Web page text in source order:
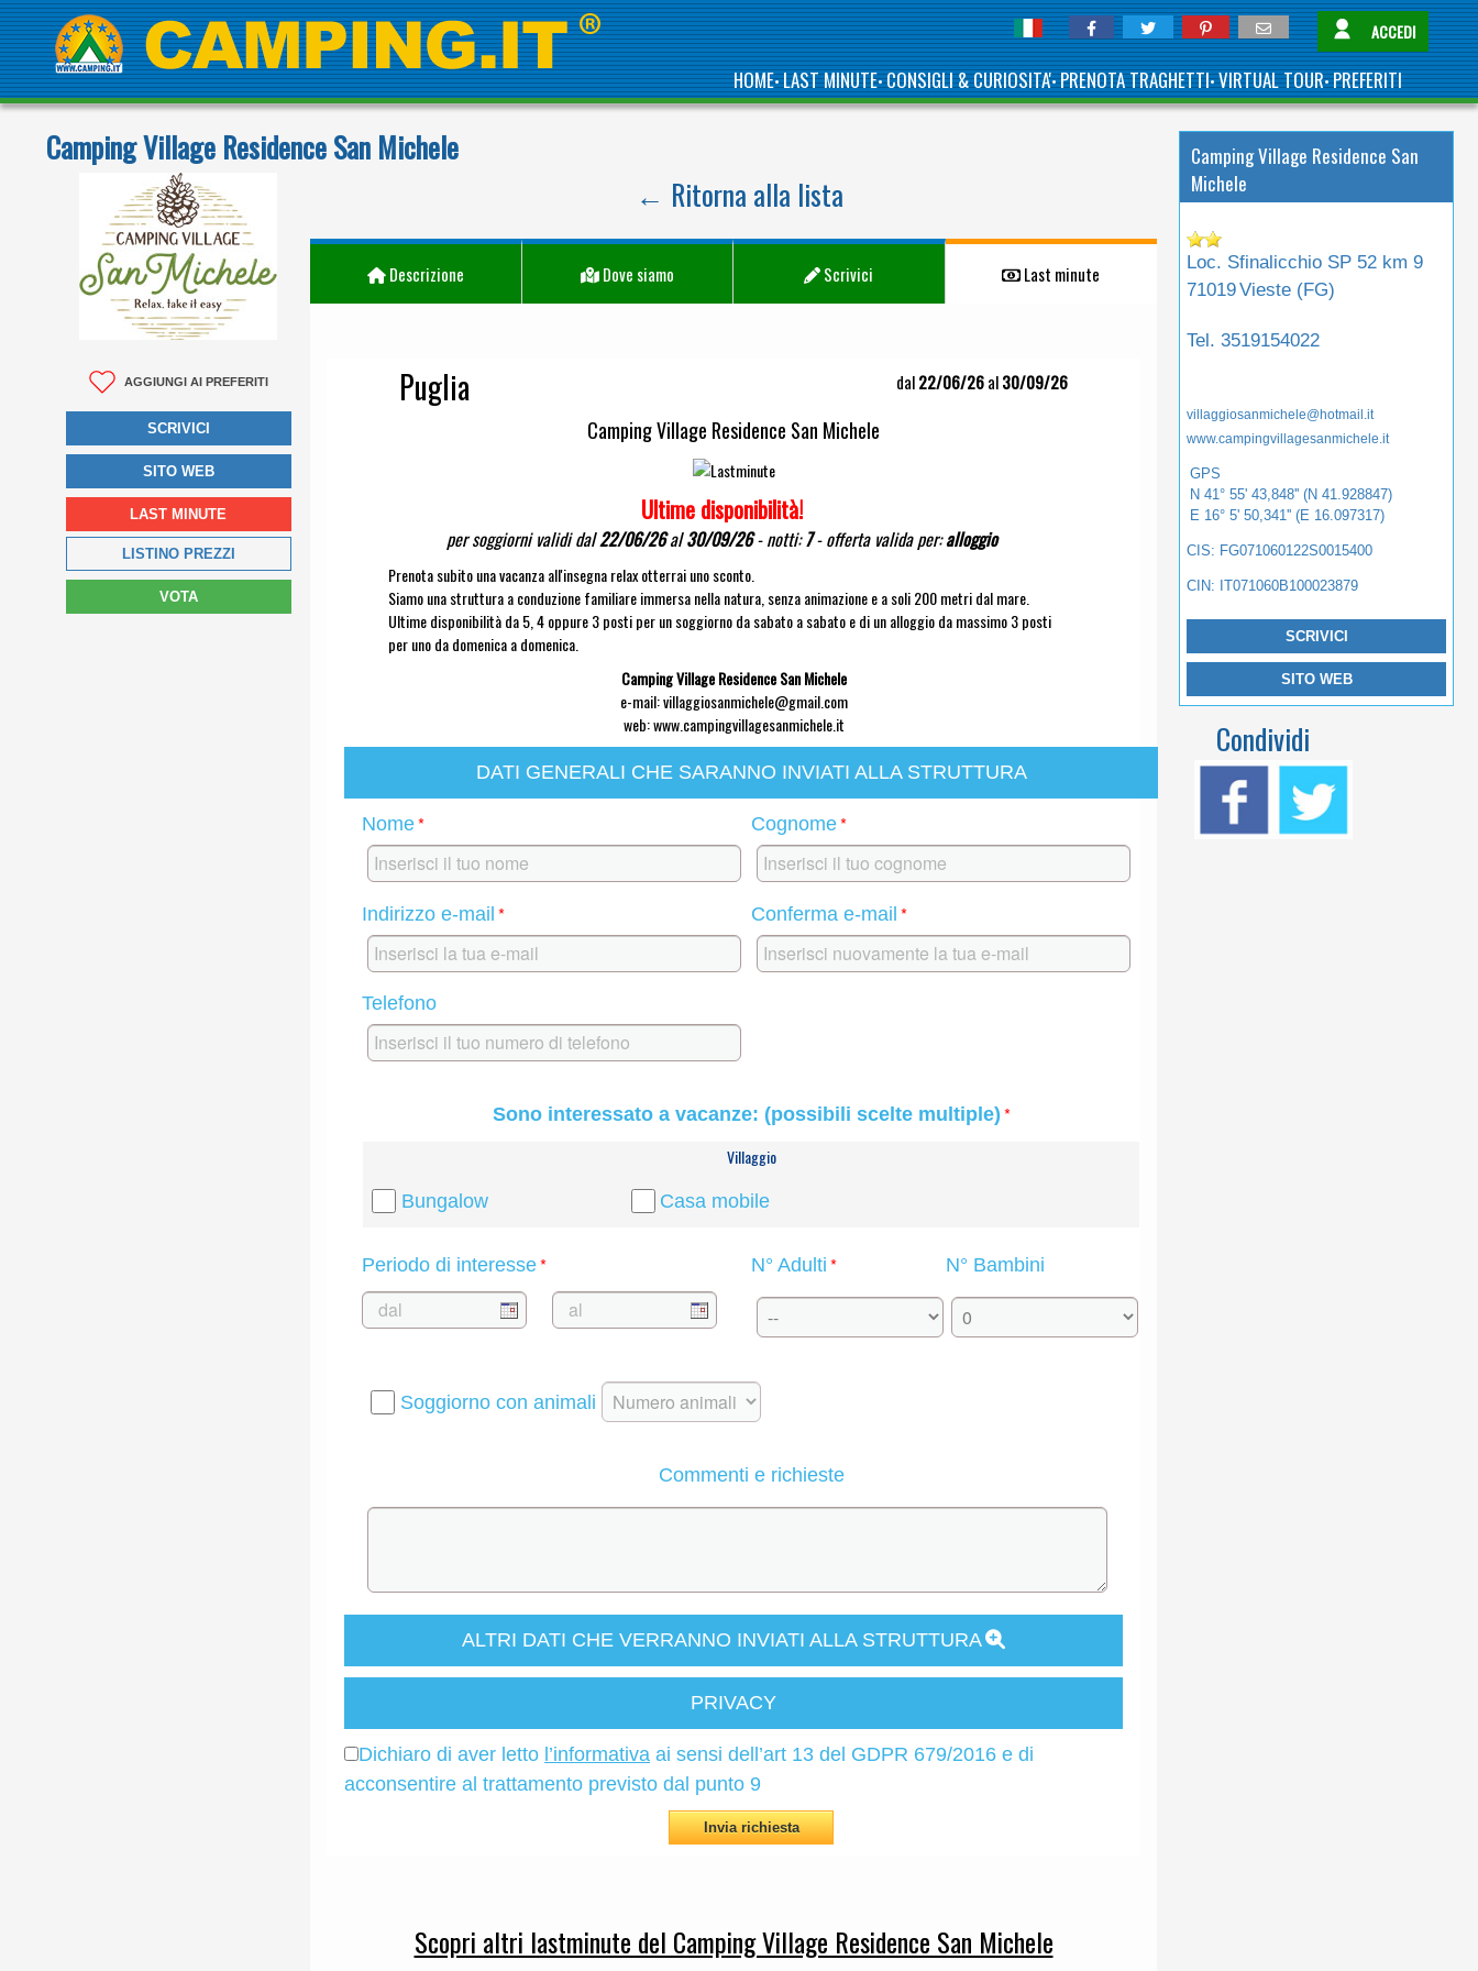
ACCEDI
HOME•LAST MINUTE•CONSIGLI & CURIOSITA'•PRENOTA TRAGHETTI•VIRTUAL TOUR•PREFERITI
Camping Village Residence San Michele
AGGIUNGI AI PREFERITI
SCRIVICI
SITO WEB
LAST MINUTE
LISTINO PREZZI
VOTA
← Ritorna alla lista
Descrizione Dove siamo Scrivici Last minute
Puglia dal22/06/26al30/09/26
Camping Village Residence San Michele
Ultime disponibilità!
per soggiorni validi dal22/06/26al30/09/26- notti:7- offerta valida per:alloggio
Prenota subito una vacanza all'insegna relax otterrai uno sconto.
Siamo una struttura a conduzione familiare immersa nella natura, senza animazione e a soli 200 metri dal mare.
Ultime disponibilità da 5, 4 oppure 3 posti per un soggiorno da sabato a sabato e di un alloggio da massimo 3 posti
per uno da domenica a domenica.
Camping Village Residence San Michele
e-mail:villaggiosanmichele@gmail.com
web: www.campingvillagesanmichele.it
DATI GENERALI CHE SARANNO INVIATI ALLA STRUTTURA
Nome* Cognome*
Indirizzo e-mail * Conferma e-mail *
Telefono
Sono interessato a vacanze: (possibili scelte multiple) *
Villaggio
Bungalow Casa mobile
Periodo di interesse* N° Adulti * N° Bambini
Soggiorno con animali
Commenti e richieste
ALTRI DATI CHE VERRANNO INVIATI ALLA STRUTTURA
PRIVACY
Dichiaro di aver letto l’informativa ai sensi dell’art 13 del GDPR 679/2016 e di
acconsentire al trattamento previsto dal punto 9
Scopri altri lastminute del Camping Village Residence San Michele
Camping Village Residence San
Michele
Loc. Sfinalicchio SP 52 km 9
71019Vieste (FG)
Tel.3519154022
villaggiosanmichele@hotmail.it
www.campingvillagesanmichele.it
GPS
N 41° 55' 43,848'' (N 41.928847)
E 16° 5' 50,341'' (E 16.097317)
CIS: FG071060122S0015400
CIN: IT071060B100023879
SCRIVICI
SITO WEB
Condividi